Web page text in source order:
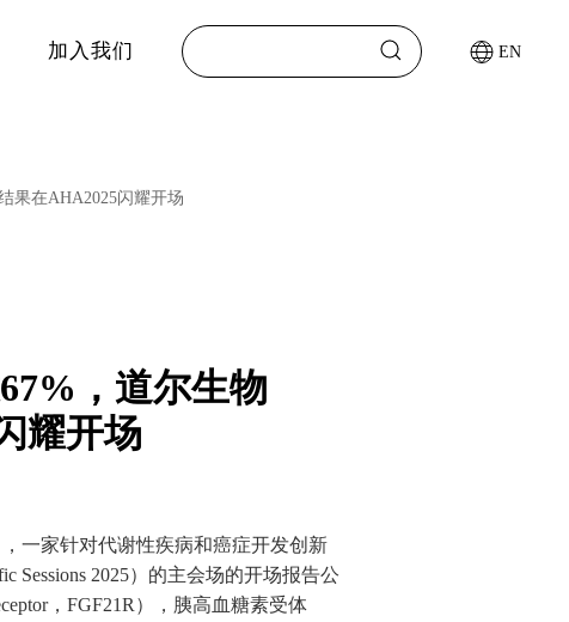
加入我们 EN
果在AHA2025闪耀开场
，道尔生物
耀开场
一家针对代谢性疾病和癌症开发创新
2025）的主会场的开场报告公
，FGF21R），胰高血糖素受体